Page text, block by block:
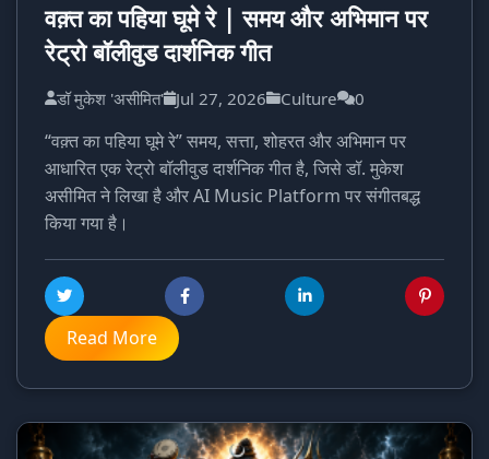
वक़्त का पहिया घूमे रे | समय और अभिमान पर
रेट्रो बॉलीवुड दार्शनिक गीत
डॉ मुकेश 'असीमित' Jul 27, 2026 Culture 0
“वक़्त का पहिया घूमे रे” समय, सत्ता, शोहरत और अभिमान पर
आधारित एक रेट्रो बॉलीवुड दार्शनिक गीत है, जिसे डॉ. मुकेश
असीमित ने लिखा है और AI Music Platform पर संगीतबद्ध
किया गया है।
Read More